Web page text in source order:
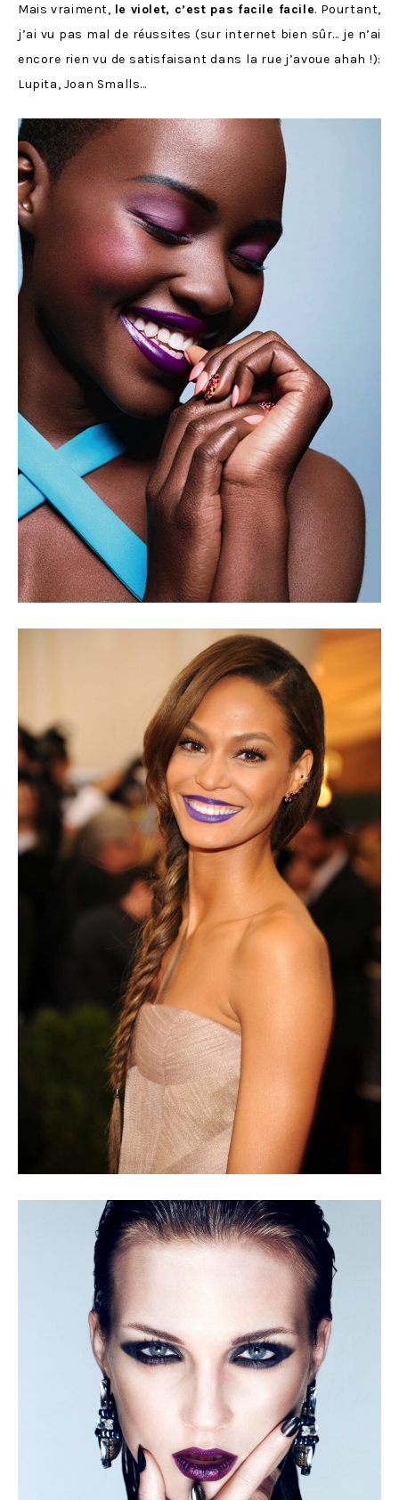
Mais vraiment, le violet, c’est pas facile facile. Pourtant,
j’ai vu pas mal de réussites (sur internet bien sûr… je n’ai
encore rien vu de satisfaisant dans la rue j’avoue ahah !):
Lupita, Joan Smalls…